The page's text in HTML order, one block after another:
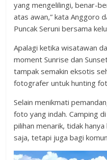
yang mengelilingi, benar-
atas awan,” kata Anggoro
Puncak Seruni bersama
Apalagi ketika wisatawan
moment Sunrise dan
tampak semakin eksotis
fotografer untuk hunting
Selain menikmati
foto yang indah. Camping
pilihan menarik, tidak
saja, tetapi juga bagi